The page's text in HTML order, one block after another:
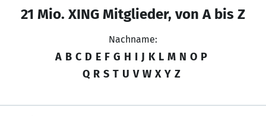
21 Mio. XING Mitglieder, von A bis Z
Nachname:
A B C D E F G H I J K L M N O P
Q R S T U V W X Y Z